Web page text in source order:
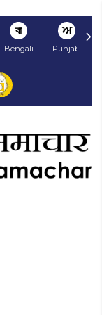
বা
Bengali
ਅ
Punjabi